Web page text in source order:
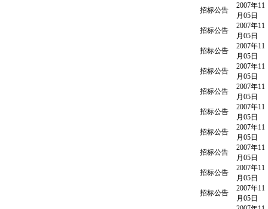
招标公告
2007年11
月05日
招标公告
2007年11
月05日
招标公告
2007年11
月05日
招标公告
2007年11
月05日
招标公告
2007年11
月05日
招标公告
2007年11
月05日
招标公告
2007年11
月05日
招标公告
2007年11
月05日
招标公告
2007年11
月05日
招标公告
2007年11
月05日